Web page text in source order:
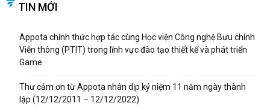
TIN MỚI
Appota chính thức hợp tác cùng Học viện Công nghệ Bưu chính
Viễn thông (PTIT) trong lĩnh vực đào tạo thiết kế và phát triển
Game
Thư cảm ơn từ Appota nhân dịp kỷ niệm 11 năm ngày thành
lập (12/12/2011 – 12/12/2022)